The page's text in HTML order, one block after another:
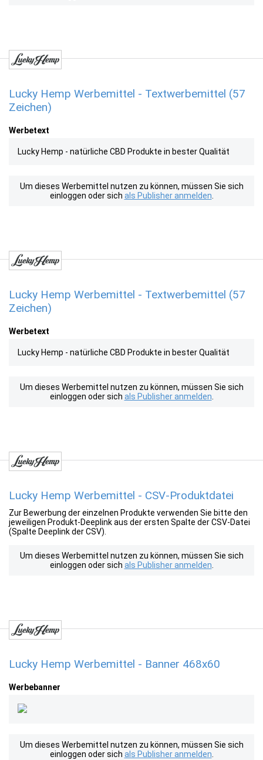
Lucky Hemp Werbemittel - Textwerbemittel (57
Zeichen)
Werbetext
Lucky Hemp - natürliche CBD Produkte in bester Qualität
Um dieses Werbemittel nutzen zu können, müssen Sie sich
einloggen oder sich als Publisher anmelden
Lucky Hemp Werbemittel - Textwerbemittel (57
Zeichen)
Werbetext
Lucky Hemp - natürliche CBD Produkte in bester Qualität
Um dieses Werbemittel nutzen zu können, müssen Sie sich
einloggen oder sich als Publisher anmelden
Lucky Hemp Werbemittel - CSV-Produktdatei
Zur Bewerbung der einzelnen Produkte verwenden Sie bitte den
jeweiligen Produkt-Deeplink aus der ersten Spalte der CSV-Datei
(Spalte Deeplink der CSV).
Um dieses Werbemittel nutzen zu können, müssen Sie sich
einloggen oder sich als Publisher anmelden
Lucky Hemp Werbemittel - Banner 468x60
Werbebanner
Um dieses Werbemittel nutzen zu können, müssen Sie sich
einloggen oder sich als Publisher anmelden